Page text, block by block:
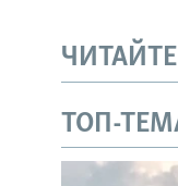
ТОП-